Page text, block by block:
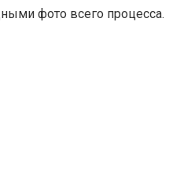
фото всего процесса.